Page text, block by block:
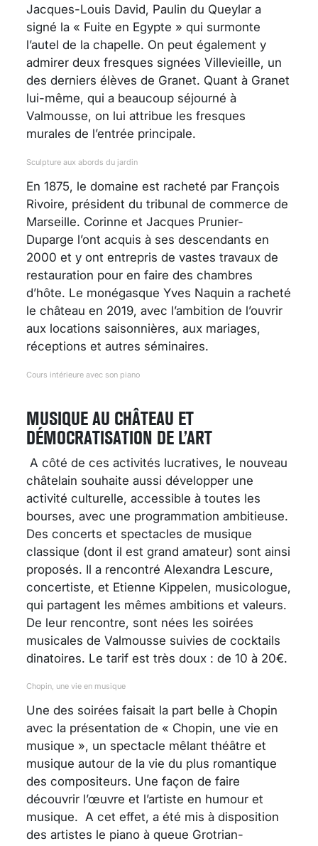
Jacques-Louis David, Paulin du Queylar a
signé la « Fuite en Egypte » qui surmonte
l’autel de la chapelle. On peut également y
admirer deux fresques signées Villevieille, un
des derniers élèves de Granet. Quant à Granet
lui-même, qui a beaucoup séjourné à
Valmousse, on lui attribue les fresques
murales de l’entrée principale.
Sculpture aux abords du jardin
En 1875, le domaine est racheté par François
Rivoire, président du tribunal de commerce de
Marseille. Corinne et Jacques Prunier-
Duparge l’ont acquis à ses descendants en
2000 et y ont entrepris de vastes travaux de
restauration pour en faire des chambres
d’hôte. Le monégasque Yves Naquin a racheté
le château en 2019, avec l’ambition de l’ouvrir
aux locations saisonnières, aux mariages,
réceptions et autres séminaires.
Cours intérieure avec son piano
MUSIQUE AU CHÂTEAU ET
DÉMOCRATISATION DE L’ART
A côté de ces activités lucratives, le nouveau
châtelain souhaite aussi développer une
activité culturelle, accessible à toutes les
bourses, avec une programmation ambitieuse.
Des concerts et spectacles de musique
classique (dont il est grand amateur) sont ainsi
proposés. Il a rencontré Alexandra Lescure,
concertiste, et Etienne Kippelen, musicologue,
qui partagent les mêmes ambitions et valeurs.
De leur rencontre, sont nées les soirées
musicales de Valmousse suivies de cocktails
dinatoires. Le tarif est très doux : de 10 à 20€.
Chopin, une vie en musique
Une des soirées faisait la part belle à Chopin
avec la présentation de « Chopin, une vie en
musique », un spectacle mêlant théâtre et
musique autour de la vie du plus romantique
des compositeurs. Une façon de faire
découvrir l’œuvre et l’artiste en humour et
musique. A cet effet, a été mis à disposition
des artistes le piano à queue Grotrian-